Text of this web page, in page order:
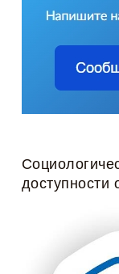
доступности